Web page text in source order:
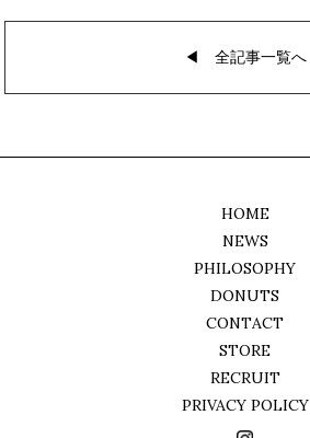
◀︎ 全記事一覧へ
HOME
NEWS
PHILOSOPHY
DONUTS
CONTACT
STORE
RECRUIT
PRIVACY POLICY